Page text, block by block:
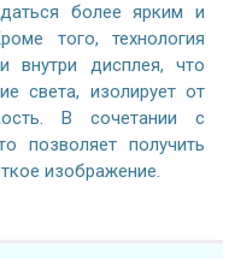
более ярким и
того, технология
внутри дисплея, что
света, изолирует от
В сочетании с
позволяет получить
изображение.